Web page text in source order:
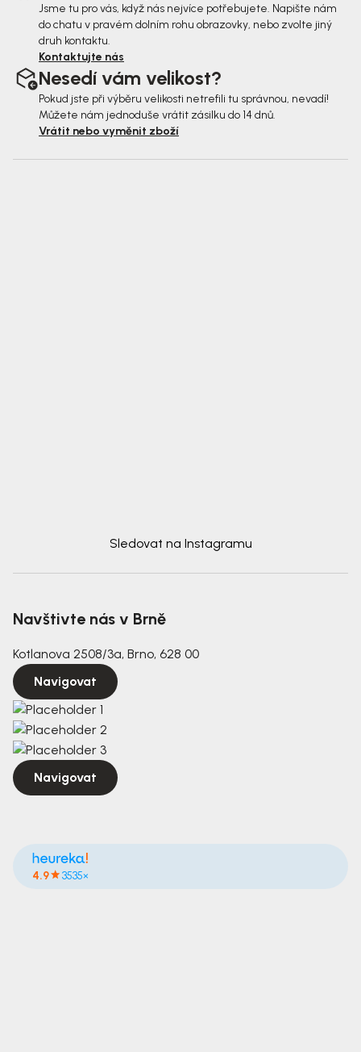
Jsme tu pro vás, když nás nejvíce potřebujete. Napište nám
do chatu v pravém dolním rohu obrazovky, nebo zvolte jiný
druh kontaktu.
Kontaktujte nás
Nesedí vám velikost?
Pokud jste při výběru velikosti netrefili tu správnou, nevadí!
Můžete nám jednoduše vrátit zásilku do 14 dnů.
Vrátit nebo vyměnit zboží
Sledovat na Instagramu
Navštivte nás v Brně
Kotlanova 2508/3a, Brno, 628 00
Navigovat
Navigovat
4.9 3535×